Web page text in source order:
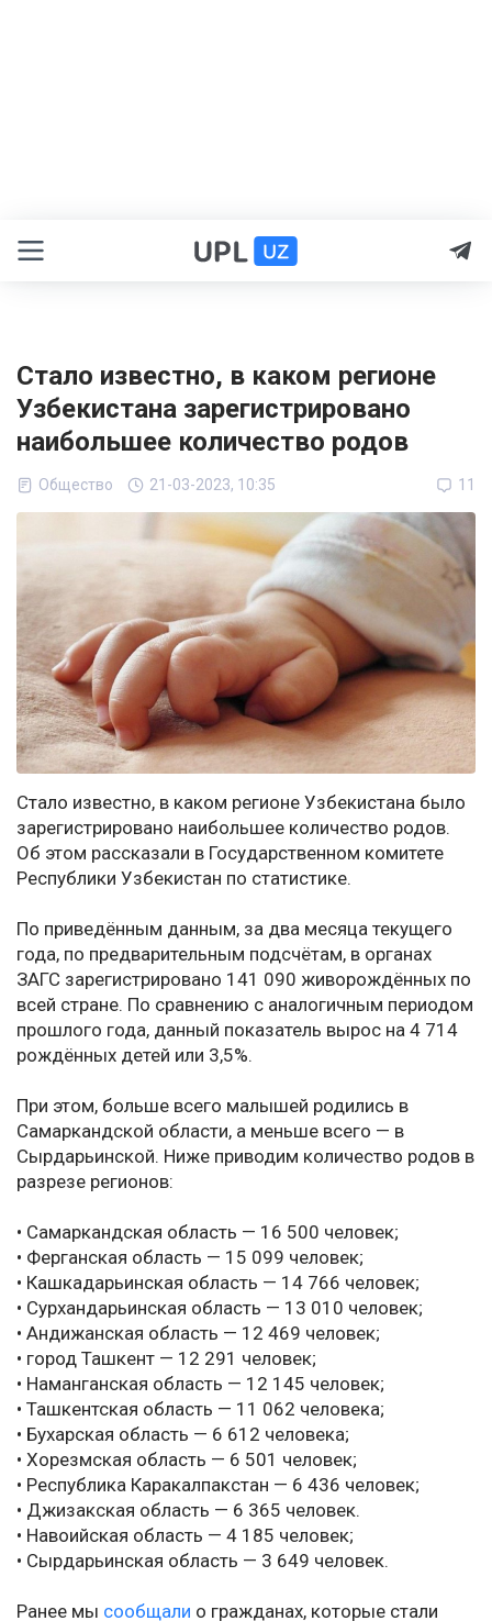
Стало известно, в каком регионе
Узбекистана зарегистрировано
наибольшее количество родов
Общество 21-03-2023, 10:35 11
Стало известно, в каком регионе Узбекистана было
зарегистрировано наибольшее количество родов.
Об этом рассказали в Государственном комитете
Республики Узбекистан по статистике.
По приведённым данным, за два месяца текущего
года, по предварительным подсчётам, в органах
ЗАГС зарегистрировано 141 090 живорождённых по
всей стране. По сравнению с аналогичным периодом
прошлого года, данный показатель вырос на 4 714
рождённых детей или 3,5%.
При этом, больше всего малышей родились в
Самаркандской области, а меньше всего — в
Сырдарьинской. Ниже приводим количество родов в
разрезе регионов:
• Самаркандская область — 16 500 человек;
• Ферганская область — 15 099 человек;
• Кашкадарьинская область — 14 766 человек;
• Сурхандарьинская область — 13 010 человек;
• Андижанская область — 12 469 человек;
• город Ташкент — 12 291 человек;
• Наманганская область — 12 145 человек;
• Ташкентская область — 11 062 человека;
• Бухарская область — 6 612 человека;
• Хорезмская область — 6 501 человек;
• Республика Каракалпакстан — 6 436 человек;
• Джизакская область — 6 365 человек.
• Навоийская область — 4 185 человек;
• Сырдарьинская область — 3 649 человек.
Ранее мы сообщали о гражданах, которые стали